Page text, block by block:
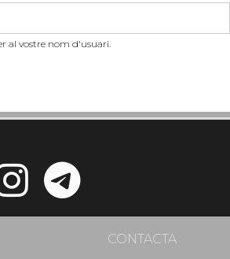
al vostre nom d'usuari.
CONTACTA